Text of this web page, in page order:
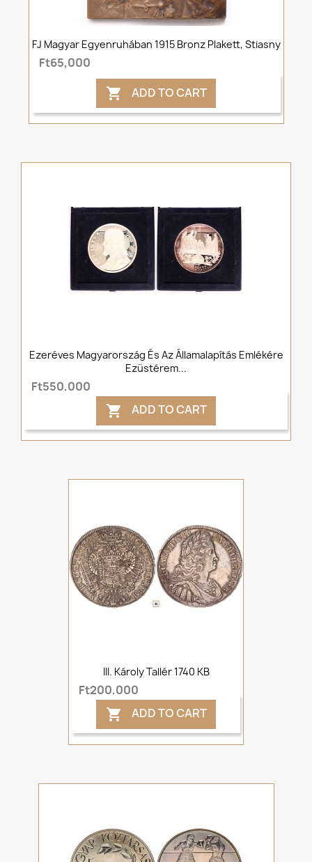
FJ Magyar Egyenruhában 1915 Bronz Plakett, Stiasny
Ft65,000
 ADD TO CART
Ezeréves Magyarország És Az Államalapítás Emlékére
Ezüstérem...
Ft550,000
 ADD TO CART
III. Károly Tallér 1740 KB
Ft200,000
 ADD TO CART